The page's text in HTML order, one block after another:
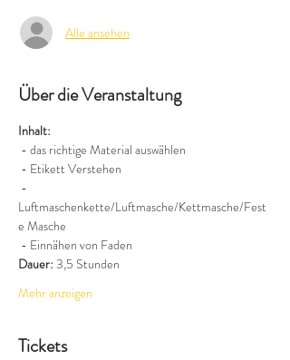
Alle ansehen
Über die Veranstaltung
Inhalt:
- das richtige Material auswählen
- Etikett Verstehen
-
Luftmaschenkette/Luftmasche/Kettmasche/Fest
e Masche
- Einnähen von Faden
Dauer: 3,5 Stunden
Mehr anzeigen
Tickets